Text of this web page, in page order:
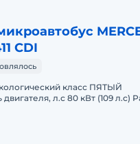
CDI
класс ПЯТЫЙ
л.с 80 кВт (109 л.с)